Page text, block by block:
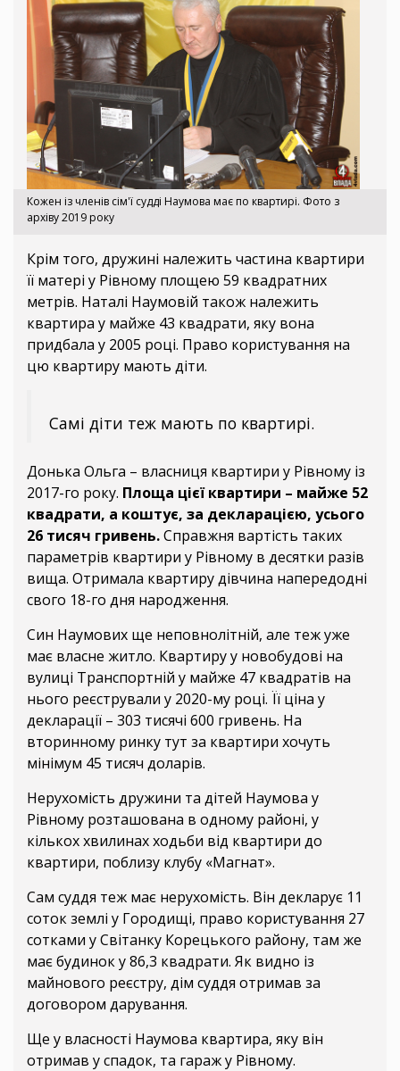
Кожен із членів сім'ї судді Наумова має по квартирі. Фото з
архіву 2019 року
Крім того, дружині належить частина квартири
її матері у Рівному площею 59 квадратних
метрів. Наталі Наумовій також належить
квартира у майже 43 квадрати, яку вона
придбала у 2005 році. Право користування на
цю квартиру мають діти.
Самі діти теж мають по квартирі.
Донька Ольга – власниця квартири у Рівному із
2017-го року. Площа цієї квартири – майже 52
квадрати, а коштує, за декларацією, усього
26 тисяч гривень.Справжня вартість таких
параметрів квартири у Рівному в десятки разів
вища. Отримала квартиру дівчина напередодні
свого 18-го дня народження.
Син Наумових ще неповнолітній, але теж уже
має власне житло. Квартиру у новобудові на
вулиці Транспортній у майже 47 квадратів на
нього реєстрували у 2020-му році. Її ціна у
декларації – 303 тисячі 600 гривень. На
вторинному ринку тут за квартири хочуть
мінімум 45 тисяч доларів.
Нерухомість дружини та дітей Наумова у
Рівному розташована в одному районі, у
кількох хвилинах ходьби від квартири до
квартири, поблизу клубу «Магнат».
Сам суддя теж має нерухомість. Він декларує 11
соток землі у Городищі, право користування 27
сотками у Світанку Корецького району, там же
має будинок у 86,3 квадрати. Як видно із
майнового реєстру, дім суддя отримав за
договором дарування.
Ще у власності Наумова квартира, яку він
отримав у спадок, та гараж у Рівному.